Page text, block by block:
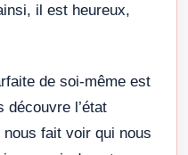
il est heureux,
de soi-même est
découvre l’état
fait voir qui nous